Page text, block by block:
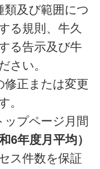
類及び範囲につ
る規則、牛久
る告示及び牛
さい。
修正または変更
。
プページ月間
6年度月平均）
ス件数を保証